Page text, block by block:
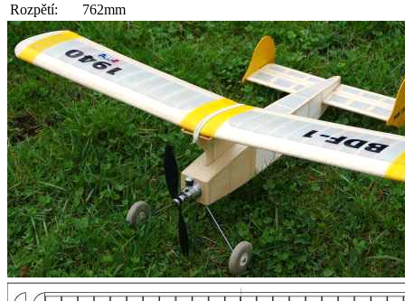
Rozpětí:
762mm